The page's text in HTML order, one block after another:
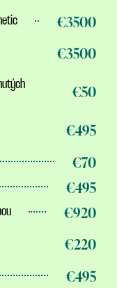
€3500
€3500
€50
€495
€70
€495
€920
€220
€495